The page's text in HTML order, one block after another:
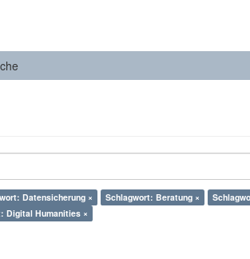
Datensicherung × Schlagwort: Beratung ×
Digital Humanities ×